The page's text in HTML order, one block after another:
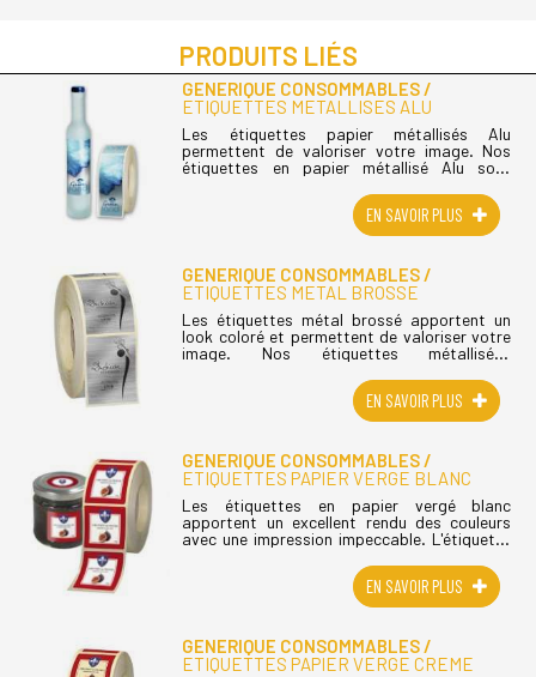
PRODUITS LIÉS
GENERIQUE CONSOMMABLES
ETIQUETTES METALLISES ALU
Les étiquettes papier métallisés Alu
permettent de valoriser votre image. Nos
étiquettes en papier métallisé Alu sont
option avec pelliculage (...)
EN SAVOIR PLUS
GENERIQUE CONSOMMABLES
ETIQUETTES METAL BROSSE
Les étiquettes métal brossé apportent un
look coloré et permettent de valoriser votre
image. Nos étiquettes métallisées
brillant ou Mat permettant (...)
EN SAVOIR PLUS
GENERIQUE CONSOMMABLES
ETIQUETTES PAPIER VERGE BLANC
Les étiquettes en papier vergé blanc
apportent un excellent rendu des couleurs
avec une impression impeccable. L'étiquette
d'authenticité pour vos produits de tradition.
EN SAVOIR PLUS
GENERIQUE CONSOMMABLES
ETIQUETTES PAPIER VERGE CREME